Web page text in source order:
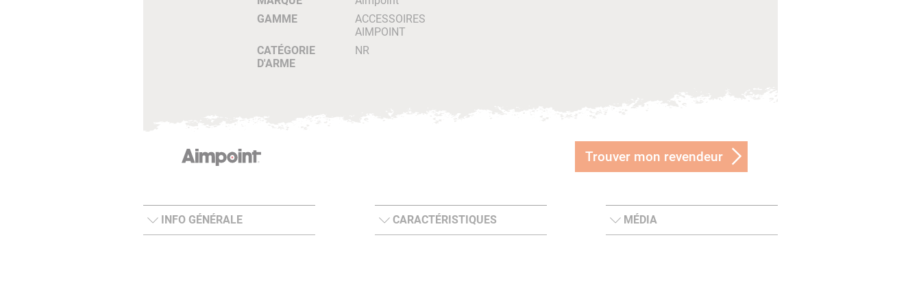
GAMME
ACCESSOIRES
AIMPOINT
CATÉGORIE
D'ARME
NR
Trouver mon revendeur
INFO GÉNÉRALE CARACTÉRISTIQUES MÉDIA